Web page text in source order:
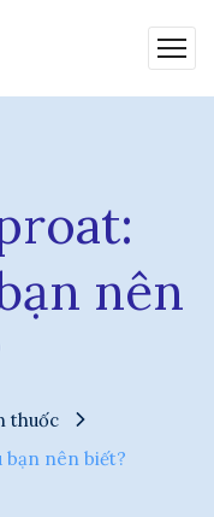
nên
thuốc
bạn nên biết?